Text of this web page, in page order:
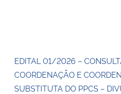
EDITAL 01/2026 –
COORDENAÇÃO E
SUBSTITUTA DO PPCS –